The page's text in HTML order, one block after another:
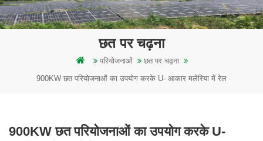
छत पर चढ़ना
परियोजनाओं
छत पर चढ़ना
900KW छत परियोजनाओं का उपयोग करके U- आकार मलेरिया में रेल
900KW छत परियोजनाओं का उपयोग करके U-